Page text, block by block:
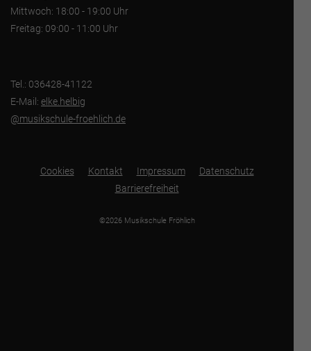
Mittwoch: 18:00 - 19:00 Uhr
Freitag: 09:00 - 11:00 Uhr
Tel.: 036428-41122
E-Mail: elke.helbig
@musikschule-froehlich.de
Cookies Kontakt Impressum
Datenschutz
Barrierefreiheit
©2026 Musikschule Fröhlich